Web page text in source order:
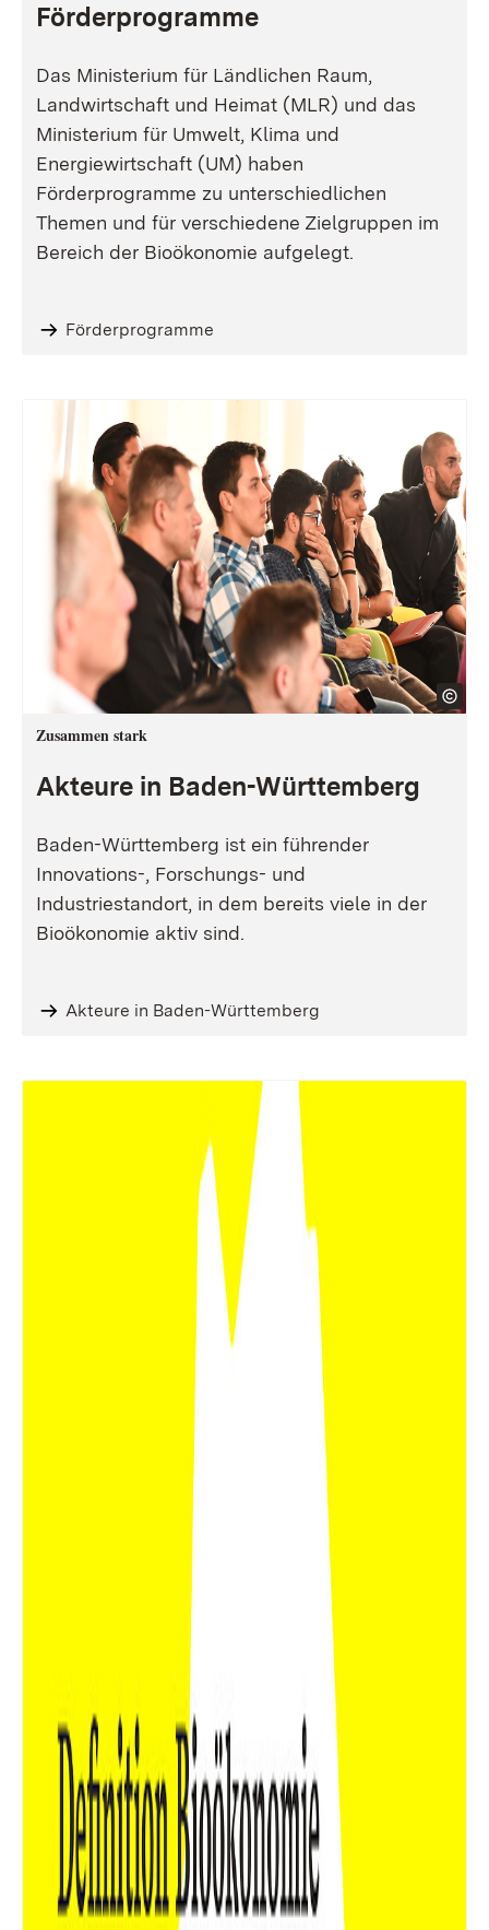
Förderprogramme
Das Ministerium für Ländlichen Raum,
Landwirtschaft und Heimat (MLR) und das
Ministerium für Umwelt, Klima und
Energiewirtschaft (UM) haben
Förderprogramme zu unterschiedlichen
Themen und für verschiedene Zielgruppen im
Bereich der Bioökonomie aufgelegt.
Förderprogramme
Zusammen stark
Akteure in Baden-Württemberg
Baden-Württemberg ist ein führender
Innovations-, Forschungs- und
Industriestandort, in dem bereits viele in der
Bioökonomie aktiv sind.
Akteure in Baden-Württemberg